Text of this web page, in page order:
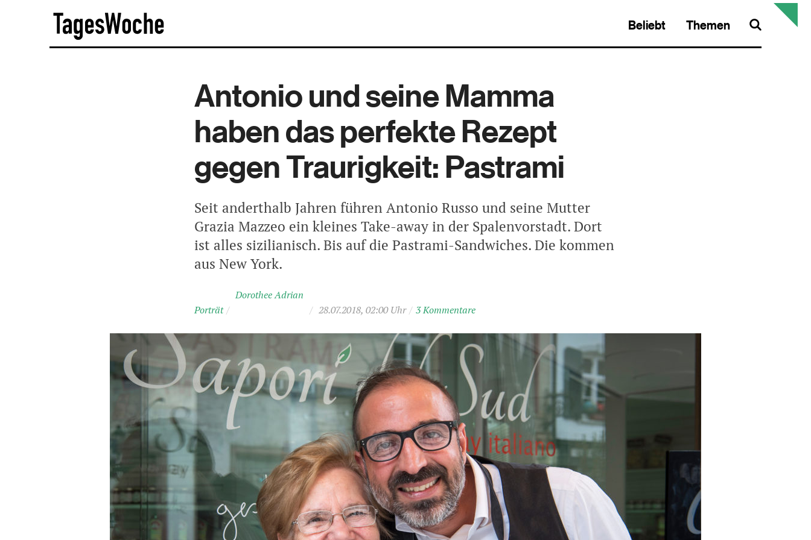
Beliebt Themen
Antonio und seine Mamma
haben das perfekte Rezept
gegen Traurigkeit: Pastrami
Seit anderthalb Jahren führen Antonio Russo und seine Mutter
Grazia Mazzeo ein kleines Take-away in der Spalenvorstadt. Dort
ist alles sizilianisch. Bis auf die Pastrami-Sandwiches. Die kommen
aus New York.
Porträt /
Dorothee Adrian
/ 28.07.2018, 02:00 Uhr / 3 Kommentare